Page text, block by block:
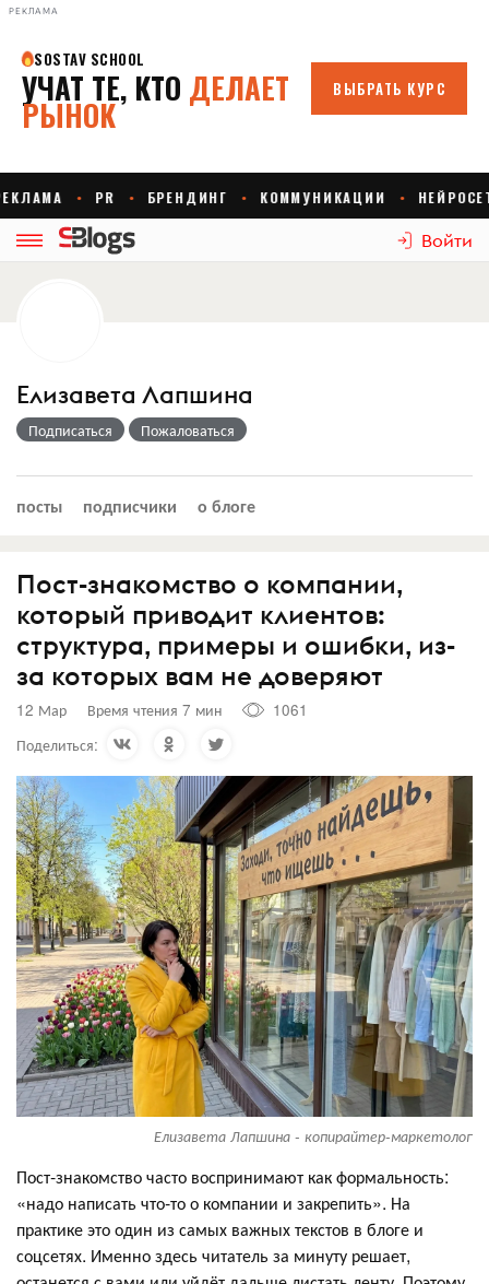
РЕКЛАМА
Войти
Елизавета Лапшина
Подписаться Пожаловаться
посты подписчики о блоге
Пост-знакомство о компании,
который приводит клиентов:
структура, примеры и ошибки, из-
за которых вам не доверяют
12 Мар Время чтения 7 мин
1061
Поделиться:
Елизавета Лапшина - копирайтер-маркетолог
Пост-знакомство часто воспринимают как формальность:
«надо написать что-то о компании и закрепить». На
практике это один из самых важных текстов в блоге и
соцсетях. Именно здесь читатель за минуту решает,